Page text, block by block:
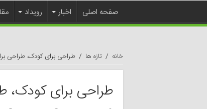
صفحه اصلی اخبار رویداد
خانه / تازه ها / طراحی برای کودک، طراحی
طراحی برای کودک،